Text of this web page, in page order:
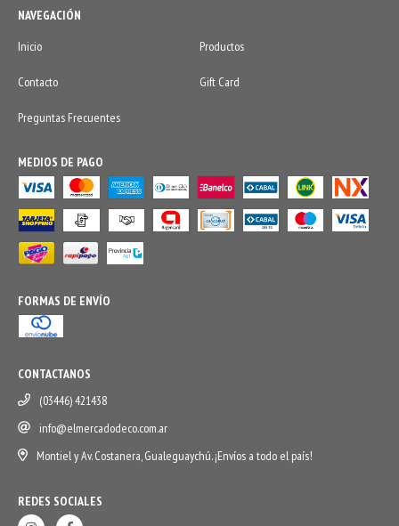
NAVEGACIÓN
Inicio
Productos
Contacto Gift Card
Preguntas Frecuentes
MEDIOS DE PAGO
FORMAS DE ENVÍO
CONTACTANOS
(03446) 421438
info@elmercadodeco.com.ar
Montiel y Av. Costanera, Gualeguaychú. ¡Envíos a todo el país!
REDES SOCIALES